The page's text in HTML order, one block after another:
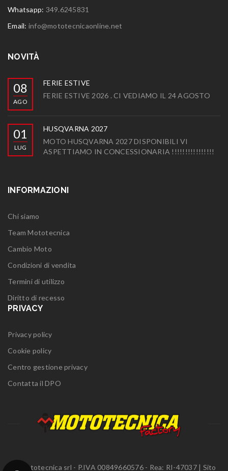
Whatsapp: 349.6245831
Email: info@mototecnicaonline.net
NOVITÀ
08
AGO
FERIE ESTIVE
FERIE ESTIVE 2026 . CI VEDIAMO IL 24 AGOSTO
01
LUG
HUSQVARNA 2027
MOTO HUSQVARNA 2027 DISPONIBILI VI
ASPETTIAMO IN CONCESSIONARIA !!!!!!!!!!!!!!!!
INFORMAZIONI
Chi siamo
Team Mototecnica
Cambio Moto
Condizioni di vendita
Termini di utilizzo
Diritto di recesso
PRIVACY
Privacy policy
Cookie policy
Centro gestione privacy
Contatta il DPO
© Mototecnica srl - P.IVA 00849660576 - Rea: RI-47037 | Sito